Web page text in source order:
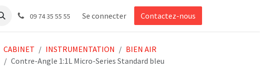
09 74 35 55 55 Se connecter Contactez-nous
CABINET INSTRUMENTATION
BIEN AIR
Contre-Angle 1:1L Micro-Series Standard bleu